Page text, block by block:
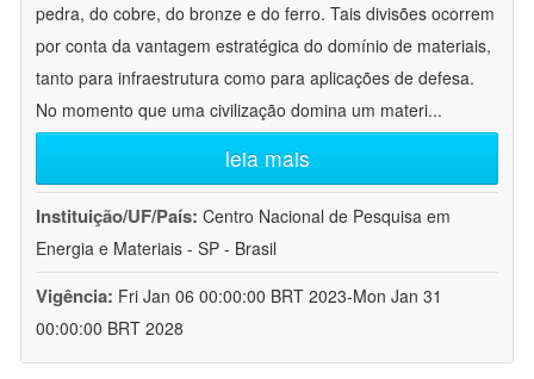
pedra, do cobre, do bronze e do ferro. Tais divisões ocorrem
por conta da vantagem estratégica do domínio de materiais,
tanto para infraestrutura como para aplicações de defesa.
No momento que uma civilização domina um materi...
leia mais
Instituição/UF/País: Centro Nacional de Pesquisa em
Energia e Materiais - SP - Brasil
Vigência: Fri Jan 06 00:00:00 BRT 2023-Mon Jan 31
00:00:00 BRT 2028